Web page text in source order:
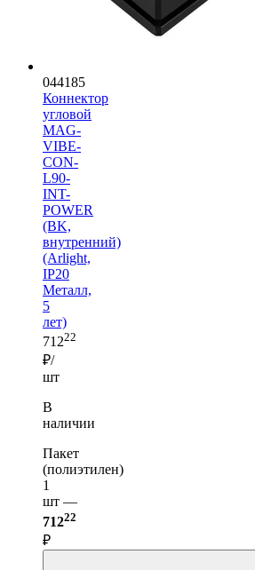
044185
Коннектор
угловой
MAG-
VIBE-
CON-
L90-
INT-
POWER
(BK,
внутренний)
(Arlight,
IP20
Металл,
5
лет)
71222
₽/
шт
В
наличии
Пакет
(полиэтилен)
1
шт —
71222
₽